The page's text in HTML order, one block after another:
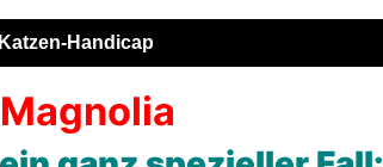
Katzen-Handicap